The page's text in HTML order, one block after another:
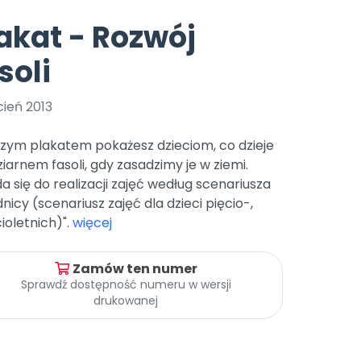
Archiwalne numery
Pomoc
Promocje
czerwca 2024 r. uzyskała
r. Nr decyzji:
Online.
Bliżej Pieska
Pomoc zwierzętom
Książka (dla) Przedszkolaka
Promowanie czytelnictwa
TikTok
Zobacz nas na TikToku
YouTube
- Rozwój
2013
plakatem pokażesz dzieciom, co dzieje
fasoli, gdy zasadzimy je w ziemi.
się do realizacji zajęć według scenariusza
(scenariusz zajęć dla dzieci pięcio-,
więcej
Zamów ten numer
Sprawdź dostępność numeru w wersji
drukowanej